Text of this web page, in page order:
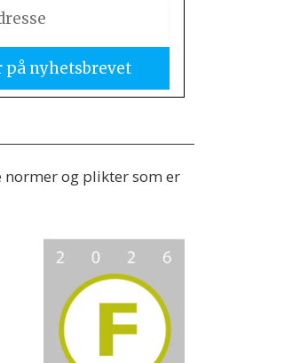
og plikter som er